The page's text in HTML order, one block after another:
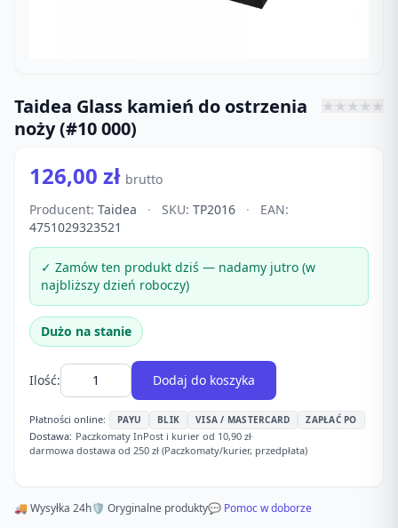
Taidea Glass kamień do ostrzenia
noży (#10 000)
★★★★★
126,00 zł brutto
Producent: Taidea · SKU: TP2016 ·
EAN:
4751029323521
✓ Zamów ten produkt dziś — nadamy jutro (w
najbliższy dzień roboczy)
Dużo na stanie
Ilość: Dodaj do koszyka
Płatności online: PAYU BLIK VISA / MASTERCARD ZAPŁAĆ PO
Dostawa: Paczkomaty InPost i kurier od 10,90 zł·
darmowa dostawa od 250 zł (Paczkomaty/kurier, przedpłata)
🚚 Wysyłka 24h🛡️ Oryginalne produkty💬 Pomoc w doborze